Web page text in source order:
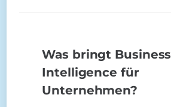
Was bringt Business
Intelligence für
Unternehmen?